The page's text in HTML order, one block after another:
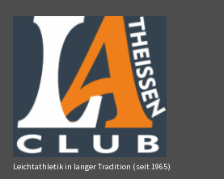
Inhalt
springen
Leichtathletik in langer Tradition (seit 1965)